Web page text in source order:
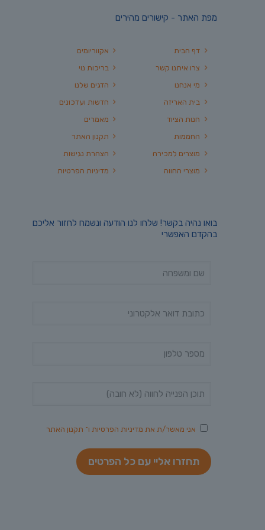
מפת האתר - קישורים מהירים
אקווריומים
בריכות נוי
הדגים שלנו
חדשות ועדכונים
מאמרים
תקנון האתר
הצהרת נגישות
מדיניות הפרטיות
דף הבית
צרו איתנו קשר
מי אנחנו
בית האריזה
חנות הציוד
החממות
מוצרים למכירה
מוצרי החווה
בואו נהיה בקשר! שלחו לנו הודעה ונשמח לחזור אליכם
בהקדם האפשרי
אני מאשר/ת את מדיניות הפרטיות ו־ תקנון האתר